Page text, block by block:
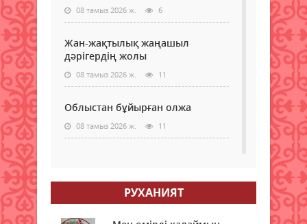
08 тамыз 2026 ж. 6
Жан-жақтылық жаңашыл
дәрігердің жолы
08 тамыз 2026 ж. 11
Облыстан бұйырған олжа
08 тамыз 2026 ж. 11
08 тамыз 2026 ж. 13
РУХАНИЯТ